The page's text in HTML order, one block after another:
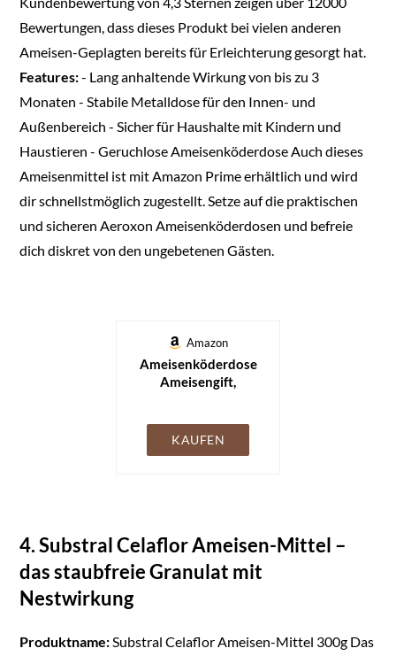
Bewertungen, dass dieses Produkt bei vielen anderen
Ameisen-Geplagten bereits für Erleichterung gesorgt hat.
Features:- Lang anhaltende Wirkung von bis zu 3
Monaten - Stabile Metalldose für den Innen- und
Außenbereich - Sicher für Haushalte mit Kindern und
Haustieren - Geruchlose Ameisenköderdose Auch dieses
Ameisenmittel ist mit Amazon Prime erhältlich und wird
dir schnellstmöglich zugestellt. Setze auf die praktischen
und sicheren Aeroxon Ameisenköderdosen und befreie
dich diskret von den ungebetenen Gästen.
Amazon
Ameisenköderdose
Ameisengift,
Ameisenköder,
Ameisenköderdose
KAUFEN
4. Substral Celaflor Ameisen-Mittel –
das staubfreie Granulat mit
Nestwirkung
Produktname: Substral Celaflor Ameisen-Mittel 300g Das